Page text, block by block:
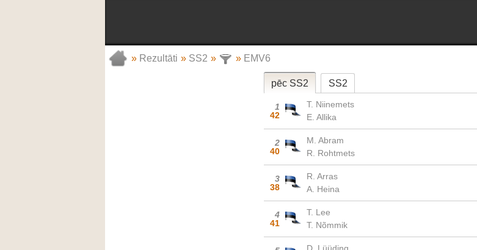
» Rezultāti » SS2 » » EMV6
pēc SS2 SS2
1
42
T. Niinemets
E. Allika
2
40
M. Abram
R. Rohtmets
3
38
R. Arras
A. Heina
4
41
T. Lee
T. Nõmmik